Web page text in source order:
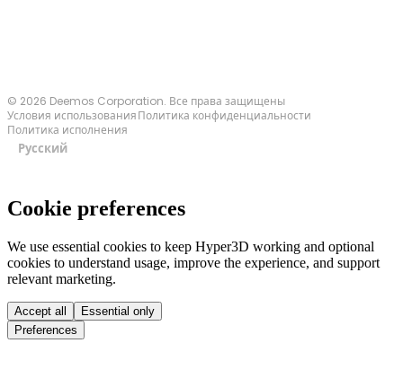
© 2026 Deemos Corporation. Все права защищены
Условия использованияПолитика конфиденциальности
Политика исполнения
Русский
Cookie preferences
We use essential cookies to keep Hyper3D working and optional
cookies to understand usage, improve the experience, and support
relevant marketing.
Accept all
Essential only
Preferences